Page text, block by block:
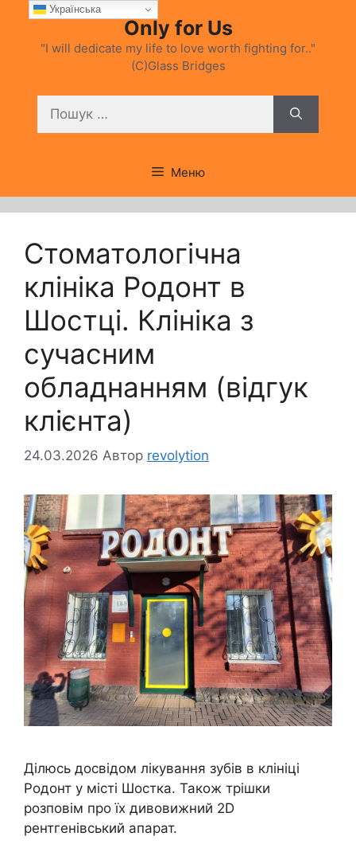
Перейти
вмісту
Only for Us
"I will dedicate my life to love worth fighting for.."
(C)Glass Bridges
Меню
Стоматологічна
клініка Родонт в
Шостці. Клініка з
сучасним
обладнанням (відгук
клієнта)
24.03.2026 Автор revolytion
Ділюсь досвідом лікування зубів в клініці
Родонт у місті Шостка. Також трішки
розповім про їх дивовижний 2D
рентгенівський апарат.
Українська